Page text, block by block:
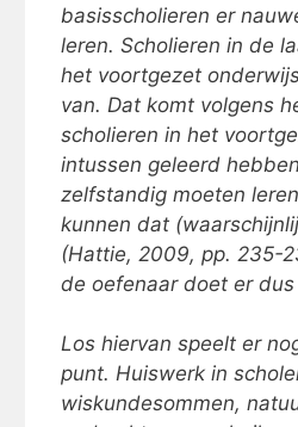
basisscholieren er
leren. Scholieren in de
het voortgezet
van. Dat komt volgens
scholieren in het
intussen geleerd
zelfstandig moeten
kunnen dat
(Hattie, 2009, pp. 235-
de oefenaar doet er dus
Los hiervan speelt er
punt. Huiswerk in
wiskundesommen,